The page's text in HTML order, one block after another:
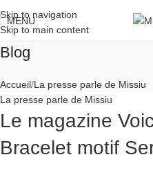
Skip to navigation
Skip to main content
MENU
Blog
Accueil La presse parle de Missiu
La presse parle de Missiu
Le magazine
Bracelet motif